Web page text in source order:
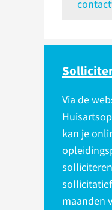
Via de
kan je
maanden